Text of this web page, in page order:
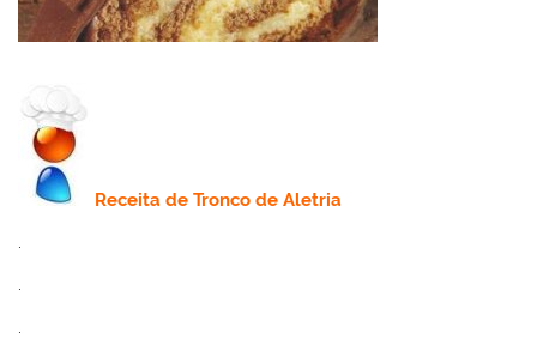
Receita de Tronco deAletria
.
.
.